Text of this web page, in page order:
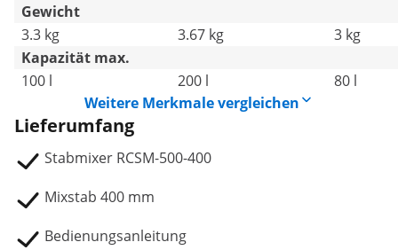
Gewicht
3.3 kg
3.67 kg
3 kg
Kapazität max.
100 l
200 l
80 l
Weitere Merkmale vergleichen
Lieferumfang
Stabmixer RCSM-500-400
Mixstab 400 mm
Bedienungsanleitung